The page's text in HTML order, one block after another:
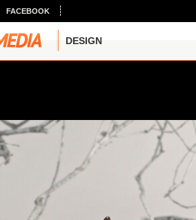
FACEBOOK
DESIGN